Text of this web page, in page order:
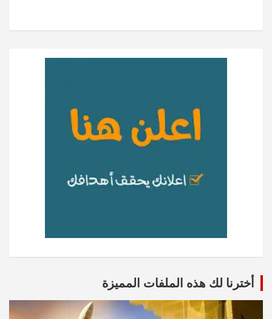
أخترنا لك هذه الملفات المميزة